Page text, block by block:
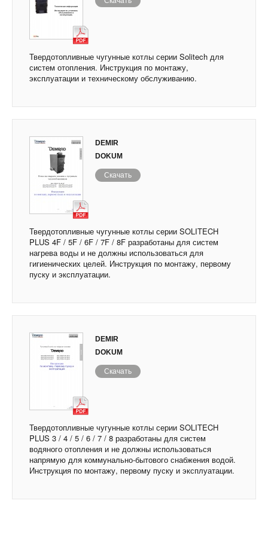
Твердотопливные чугунные котлы серии Solitech для
систем отопления. Инструкция по монтажу,
эксплуатации и техническому обслуживанию.
DEMIR
DOKUM
Скачать
Твердотопливные чугунные котлы серии SOLITECH
PLUS 4F / 5F / 6F / 7F / 8F разработаны для систем
нагрева воды и не должны использоваться для
гигиенических целей. Инструкция по монтажу, первому
пуску и эксплуатации.
DEMIR
DOKUM
Скачать
Твердотопливные чугунные котлы серии SOLITECH
PLUS 3 / 4 / 5 / 6 / 7 / 8 разработаны для систем
водяного отопления и не должны использоваться
напрямую для коммунально-бытового снабжения водой.
Инструкция по монтажу, первому пуску и эксплуатации.